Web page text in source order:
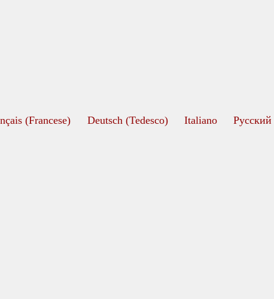
(Francese) Deutsch (Tedesco) Italiano Русский